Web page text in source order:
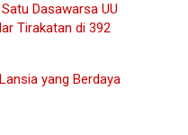
Dasawarsa UU
Tirakatan di 392
yang Berdaya